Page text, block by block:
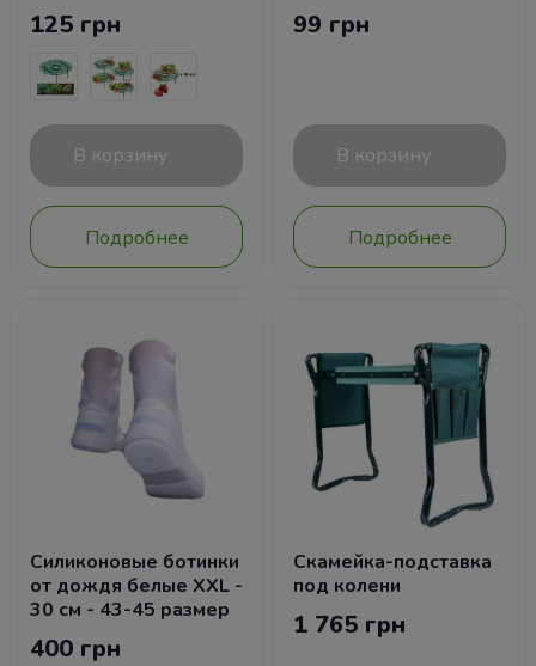
125 грн
В корзину
Подробнее
99 грн
В корзину
Подробнее
Силиконовые ботинки
от дождя белые ХХL -
30 см - 43-45 размер
400 грн
Скамейка-подставка
под колени
1 765 грн